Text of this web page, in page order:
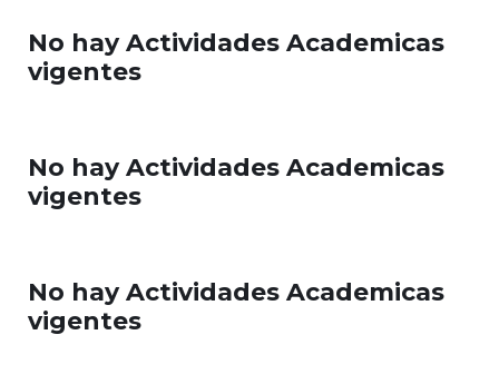
No hay Actividades Academicas
vigentes
No hay Actividades Academicas
vigentes
No hay Actividades Academicas
vigentes